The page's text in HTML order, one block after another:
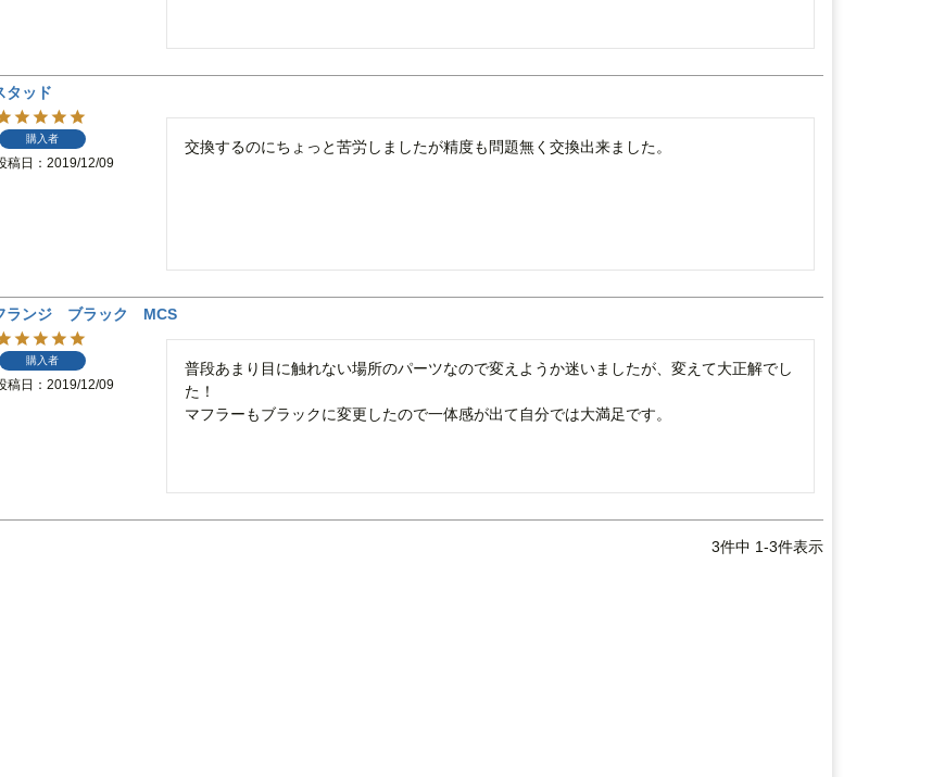
タッド
購入者
稿日 2019/12/09
ランジ ブラック MCS
購入者
稿日 2019/12/09
普段あまり目に触れない場所のパーツなので変えようか迷いましたが、変えて大正解でし
た！
マフラーもブラックに変更したので一体感が出て自分では大満足です。
3件中 1-3件表示